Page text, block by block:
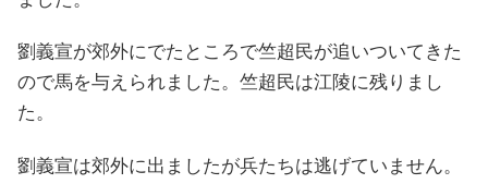
劉義宣が郊外にでたところで竺超民が追いついてきた
ので馬を与えられました。竺超民は江陵に残りまし
た。
劉義宣は郊外に出ましたが兵たちは逃げていません。